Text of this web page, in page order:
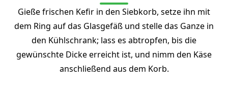
Gieße frischen Kefir in den Siebkorb, setze ihn mit
dem Ring auf das Glasgefäß und stelle das Ganze in
den Kühlschrank; lass es abtropfen, bis die
gewünschte Dicke erreicht ist, und nimm den Käse
anschließend aus dem Korb.